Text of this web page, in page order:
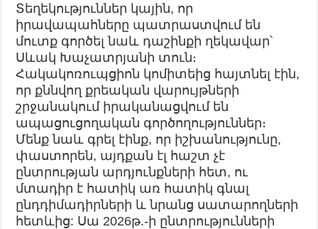
Տեղեկություններ կային, որ
իրավապահները պատրաստվում են
մուտք գործել նաև դաշինքի ղեկավար՝
Սևակ Խաչատրյանի տուն։
Հակակոռուպցիոն կոմիտեից հայտնել էին,
որ քննվող քրեական վարույթների
շրջանակում իրականացվում են
ապացուցողական գործողություններ։
Մենք նաև գրել էինք, որ իշխանությունը,
փաստորեն, այդքան էլ հաշտ չէ
ընտրության արդյունքների հետ, ու
մտադիր է հատիկ առ հատիկ գնալ
ընդդիմադիրների և նրանց սատարողների
հետևից: Սա 2026թ.-ի ընտրությունների